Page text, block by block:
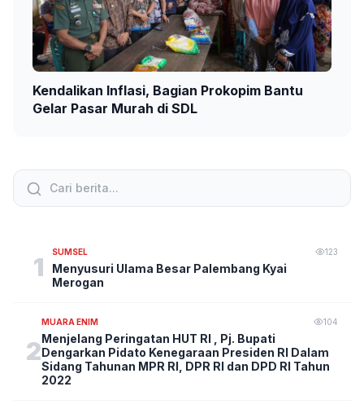
Kendalikan Inflasi, Bagian Prokopim Bantu
Gelar Pasar Murah di SDL
1
SUMSEL 123
Menyusuri Ulama Besar Palembang Kyai
Merogan
2
MUARA ENIM 104
Menjelang Peringatan HUT RI , Pj. Bupati
Dengarkan Pidato Kenegaraan Presiden RI Dalam
Sidang Tahunan MPR RI, DPR RI dan DPD RI Tahun
2022